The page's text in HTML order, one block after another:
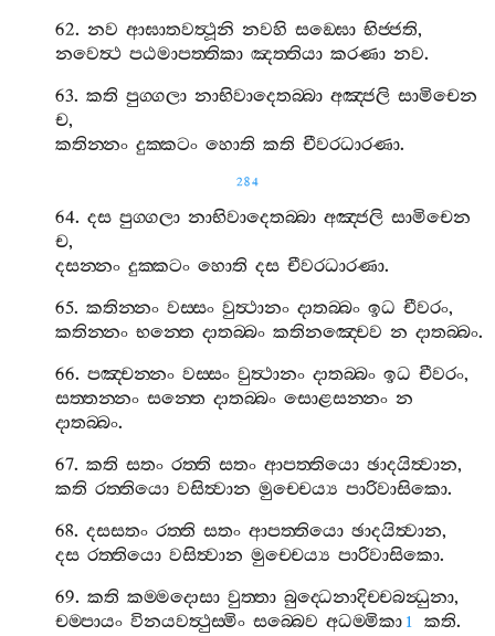
62.නව ආඝාතවත්‍ථූනි නවහි සඞ‍්ඝො භිජ‍්ජති,
නවෙත්‍ථ පඨමාපත‍්තිකා ඤත‍්තියා කරණා නව.
63.කති පුග‍්ගලා නාභිවාදෙතබ‍්බා අඤ‍්ජලි සාමිචෙන
ච,
කතින‍්නං දුක‍්කටං හොති කති චීවරධාරණා.
284
64.දස පුග‍්ගලා නාභිවාදෙතබ‍්බා අඤ‍්ජලි සාමිචෙන
ච,
දසන‍්නං දුක‍්කටං හොති දස චීවරධාරණා.
65.කතින‍්නං වස‍්සං වුත්‍ථානං දාතබ‍්බං ඉධ චීවරං,
කතින‍්නං භන‍්තෙ දාතබ‍්බං කතිනඤ‍්චෙව න දාතබ‍්බං.
66.පඤ‍්චන‍්නං වස‍්සං වුත්‍ථානං දාතබ‍්බං ඉධ චීවරං,
සත‍්තන‍්නං සන‍්තෙ දාතබ‍්බං සොළසන‍්නං න
දාතබ‍්බං.
67.කති සතං රත‍්ති සතං ආපත‍්තියො ඡාදයිත්‍වාන,
කති රත‍්තියො වසිත්‍වාන මුච‍්චෙය්‍ය පාරිවාසිකො.
68.දසසතං රත‍්ති සතං ආපත‍්තියො ඡාදයිත්‍වාන,
දස රත‍්තියො වසිත්‍වාන මුච‍්චෙය්‍ය පාරිවාසිකො.
69.කති කම‍්මදොසා වුත‍්තා බුද‍්ධෙනාදිච‍්චබන්‍ධුනා,
චම‍්පායං විනයවත්‍ථුස‍්මිං සබ‍්බෙව අධම‍්මිකා 1 කති.